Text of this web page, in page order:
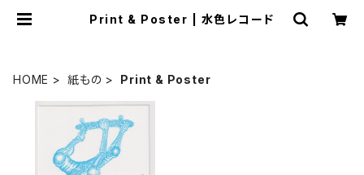
Print & Poster | 水色レコード
HOME 紙もの Print & Poster